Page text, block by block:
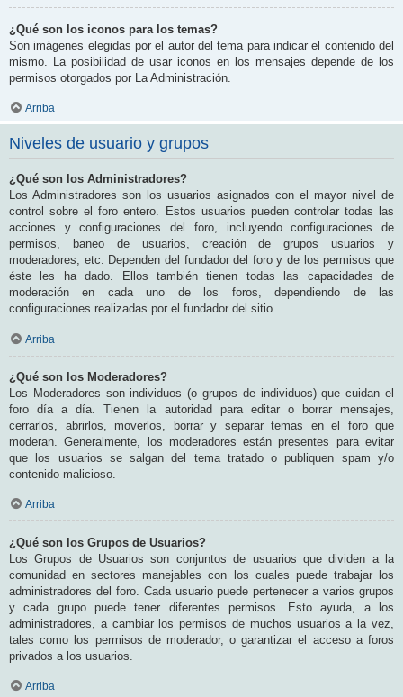
¿Qué son los iconos para los temas?
Son imágenes elegidas por el autor del tema para indicar el contenido del
mismo. La posibilidad de usar iconos en los mensajes depende de los
permisos otorgados por La Administración.
Arriba
Niveles de usuario y grupos
¿Qué son los Administradores?
Los Administradores son los usuarios asignados con el mayor nivel de
control sobre el foro entero. Estos usuarios pueden controlar todas las
acciones y configuraciones del foro, incluyendo configuraciones de
permisos, baneo de usuarios, creación de grupos usuarios y
moderadores, etc. Dependen del fundador del foro y de los permisos que
éste les ha dado. Ellos también tienen todas las capacidades de
moderación en cada uno de los foros, dependiendo de las
configuraciones realizadas por el fundador del sitio.
Arriba
¿Qué son los Moderadores?
Los Moderadores son individuos (o grupos de individuos) que cuidan el
foro día a día. Tienen la autoridad para editar o borrar mensajes,
cerrarlos, abrirlos, moverlos, borrar y separar temas en el foro que
moderan. Generalmente, los moderadores están presentes para evitar
que los usuarios se salgan del tema tratado o publiquen spam y/o
contenido malicioso.
Arriba
¿Qué son los Grupos de Usuarios?
Los Grupos de Usuarios son conjuntos de usuarios que dividen a la
comunidad en sectores manejables con los cuales puede trabajar los
administradores del foro. Cada usuario puede pertenecer a varios grupos
y cada grupo puede tener diferentes permisos. Esto ayuda, a los
administradores, a cambiar los permisos de muchos usuarios a la vez,
tales como los permisos de moderador, o garantizar el acceso a foros
privados a los usuarios.
Arriba